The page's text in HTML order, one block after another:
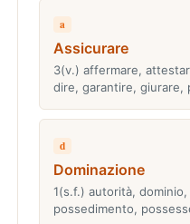
a
Assicurare
3(v.) affermare,
dire, garantire,
d
Dominazione
1(s.f.) autorità,
possedimento,